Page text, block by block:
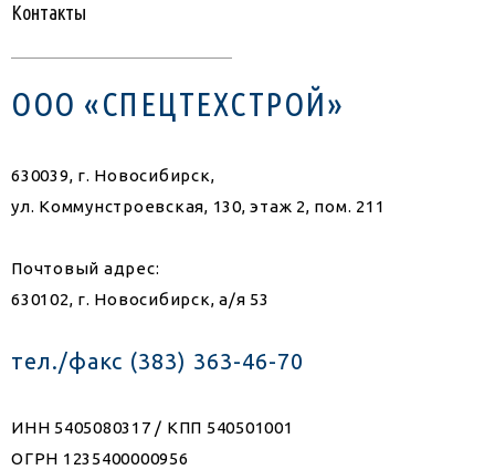
Контакты
ООО «СПЕЦТЕХСТРОЙ»
630039, г. Новосибирск,
ул. Коммунстроевская, 130, этаж 2, пом. 211
Почтовый адрес:
630102, г. Новосибирск, а/я 53
тел./факс (383) 363-46-70
ИНН 5405080317 / КПП 540501001
ОГРН 1235400000956